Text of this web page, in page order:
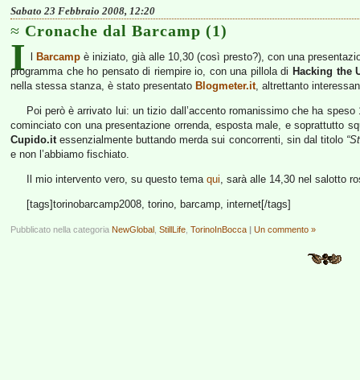
Sabato 23 Febbraio 2008, 12:20
Cronache dal Barcamp (1)
I Barcamp è iniziato, già alle 10,30 (così presto?), con una
programma che ho pensato di riempire io, con una pillola di Hacking the
nella stessa stanza, è stato presentato Blogmeter.it, altrettanto
Poi però è arrivato lui: un tizio dall’accento romanissimo che ha
cominciato con una presentazione orrenda, esposta male, e soprattutto
Cupido.itessenzialmente buttando merda sui concorrenti, sin dal titolo
e non l’abbiamo fischiato.
Il mio intervento vero, su questo tema qui, sarà alle 14,30 nel salotto
[tags]torinobarcamp2008, torino, barcamp, internet[/tags]
Pubblicato nella categoria NewGlobal StillLife TorinoInBocca | Un commento »